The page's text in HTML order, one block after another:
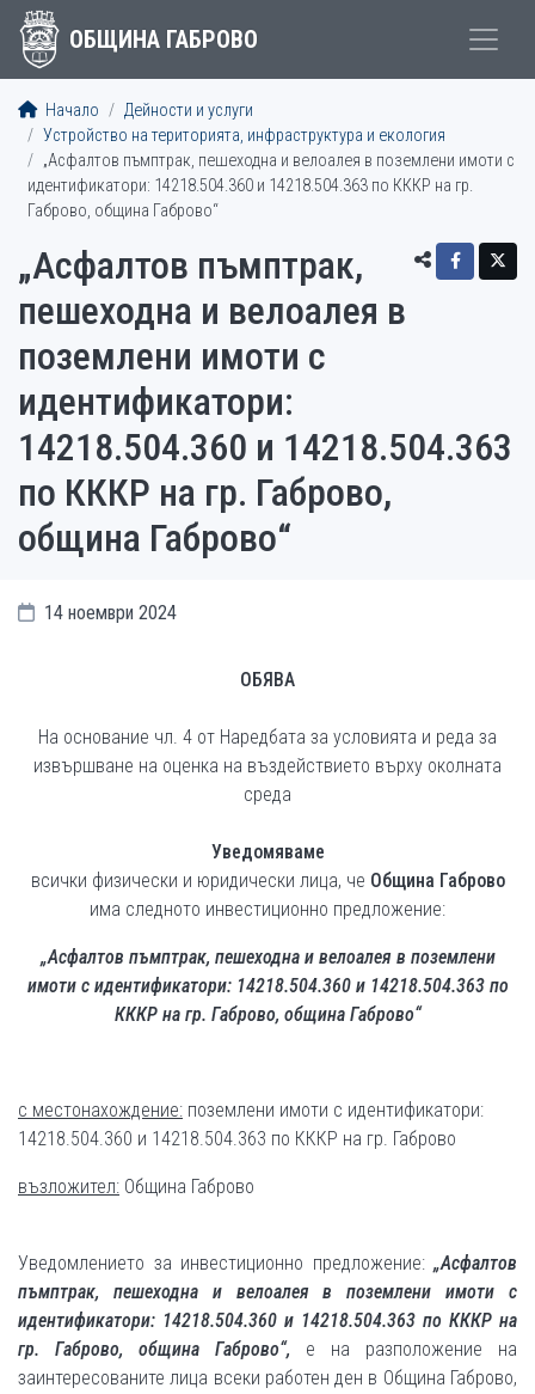
ОБЩИНА ГАБРОВО
Начало
Дейности и услуги
Устройство на територията, инфраструктура и екология
„Асфалтов пъмптрак, пешеходна и велоалея в поземлени имоти с
идентификатори: 14218.504.360 и 14218.504.363 по КККР на гр.
Габрово, община Габрово“
„Асфалтов пъмптрак,
пешеходна и велоалея в
поземлени имоти с
идентификатори:
14218.504.360 и 14218.504.363
по КККР на гр. Габрово,
община Габрово“
14 ноември 2024
ОБЯВА
На основание чл. 4 от Наредбата за условията и реда за
извършване на оценка на въздействието върху околната
среда
Уведомяваме
всички физически и юридически лица, че Община Габрово
има следното инвестиционно предложение:
„Асфалтов пъмптрак, пешеходна и велоалея в поземлени
имоти с идентификатори: 14218.504.360 и 14218.504.363 по
КККР на гр. Габрово, община Габрово“
с местонахождение: поземлени имоти с идентификатори:
14218.504.360 и 14218.504.363 по КККР на гр. Габрово
възложител: Община Габрово
Уведомлението за инвестиционно предложение: „Асфалтов
пъмптрак, пешеходна и велоалея в поземлени имоти с
идентификатори: 14218.504.360 и 14218.504.363 по КККР на
гр. Габрово, община Габрово“, е на разположение на
заинтересованите лица всеки работен ден в Община Габрово,